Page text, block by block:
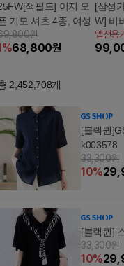
잭필드] 이지 오
기모 셔츠 4종, 여성
원
%68,800원
[삼성
W] 비
럽 여
3종
앱전용
2,452,708개
[블랙퀸
k003578
33,300원
10%
[블랙퀸]
33,300원
10%